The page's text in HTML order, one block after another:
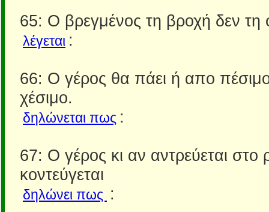
65: Ο βρεγμένος τη βροχή δεν τη
λέγεται :
66: Ο γέρος θα πάει ή απο
χέσιμο.
δηλώνεται πως :
67: Ο γέρος κι αν αντρεύεται στο
κοντεύγεται
δηλώνει πως :